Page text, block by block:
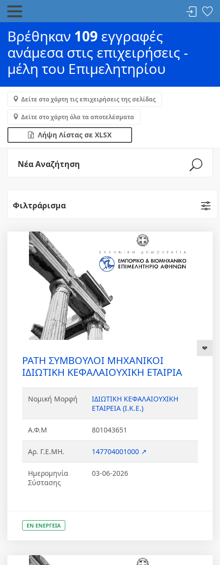
Βρέθηκαν 109 εγγραφές
ανάμεσα στις επιχειρήσεις -
μέλη του Επιμελητηρίου
Δείτε στο χάρτη τις επιχειρήσεις της σελίδας
Δείτε στο χάρτη όλα τα αποτελέσματα
Λήψη Λίστας σε XLSX
Νέα Αναζήτηση
Φιλτράρισμα
PATH ΣΥΜΒΟΥΛΟΙ ΜΗΧΑΝΙΚΟΙ
ΙΔΙΩΤΙΚΗ ΚΕΦΑΛΑΙΟΥΧΙΚΗ ΕΤΑΙΡΙΑ
Νομική Μορφή
ΙΔΙΩΤΙΚΗ ΚΕΦΑΛΑΙΟΥΧΙΚΗ
ΕΤΑΙΡΕΙΑ (Ι.Κ.Ε.)
Α.Φ.Μ 801043651
Αρ. Γ.Ε.ΜΗ. 147704001000 ↗
Ημερομηνία
Σύστασης
03-06-2026
ΕΝ ΕΝΕΡΓΕΙΑ